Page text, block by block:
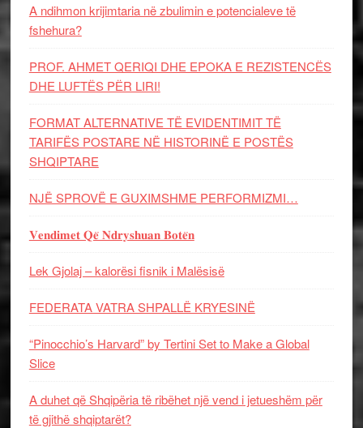
A ndihmon krijimtaria në zbulimin e potencialeve të
fshehura?
PROF. AHMET QERIQI DHE EPOKA E REZISTENCЁS
DHE LUFTЁS PЁR LIRI!
FORMAT ALTERNATIVE TË EVIDENTIMIT TË
TARIFËS POSTARE NË HISTORINË E POSTËS
SHQIPTARE
NJË SPROVË E GUXIMSHME PERFORMIZMI…
𝐕𝐞𝐧𝐝𝐢𝐦𝐞𝐭 𝐐𝐞̈ 𝐍𝐝𝐫𝐲𝐬𝐡𝐮𝐚𝐧 𝐁𝐨𝐭𝐞̈𝐧
Lek Gjolaj – kalorësi fisnik i Malësisë
FEDERATA VATRA SHPALLË KRYESINË
“Pinocchio’s Harvard” by Tertini Set to Make a Global
Slice
A duhet që Shqipëria të ribëhet një vend i jetueshëm për
të gjithë shqiptarët?